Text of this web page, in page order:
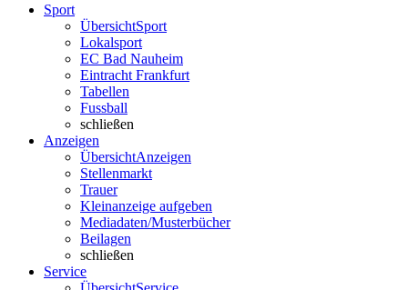
Sport
ÜbersichtSport
Lokalsport
EC Bad Nauheim
Eintracht Frankfurt
Tabellen
Fussball
schließen
Anzeigen
ÜbersichtAnzeigen
Stellenmarkt
Trauer
Kleinanzeige aufgeben
Mediadaten/Musterbücher
Beilagen
schließen
Service